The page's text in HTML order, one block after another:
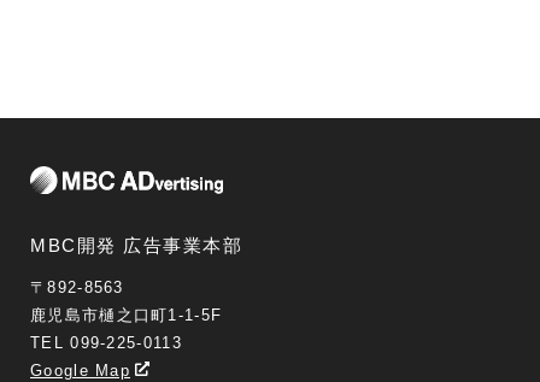
MBC開発 広告事業本部
〒892-8563
鹿児島市樋之口町1-1-5F
TEL 099-225-0113
Google Map